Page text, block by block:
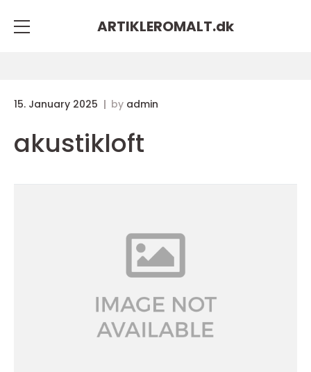
ARTIKLEROMALT.dk
15. January 2025 by admin
akustikloft